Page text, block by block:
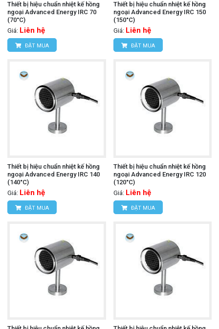
Thiết bị hiệu chuẩn nhiệt kế hồng
ngoại Advanced Energy IRC 70
(70°C)
Giá: Liên hệ
ĐẶT MUA
Thiết bị hiệu chuẩn nhiệt kế hồng
ngoại Advanced Energy IRC 150
(150°C)
Giá: Liên hệ
ĐẶT MUA
Thiết bị hiệu chuẩn nhiệt kế hồng
ngoại Advanced Energy IRC 140
(140°C)
Giá: Liên hệ
ĐẶT MUA
Thiết bị hiệu chuẩn nhiệt kế hồng
ngoại Advanced Energy IRC 120
(120°C)
Giá: Liên hệ
ĐẶT MUA